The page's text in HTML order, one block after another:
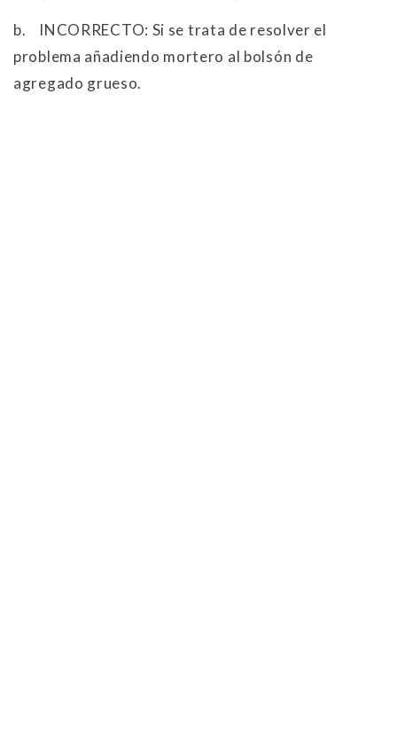
b. INCORRECTO: Si se trata de resolver el
problema añadiendo mortero al bolsón de
agregado grueso.